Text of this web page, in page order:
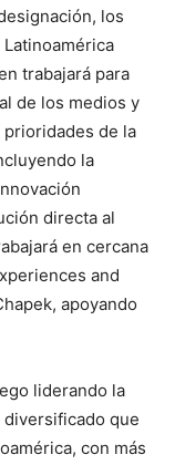
los
trabajará para
de los medios y
prioridades de la
la
directa al
en cercana
and
apoyando
liderando la
que
con más